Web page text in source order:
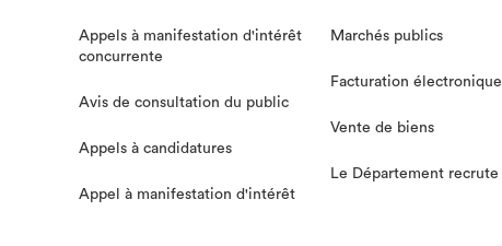
Appels à manifestation d'intérêt
concurrente
Avis de consultation du public
Appels à candidatures
Appel à manifestation d'intérêt
Marchés publics
Facturation électronique
Vente de biens
Le Département recrute